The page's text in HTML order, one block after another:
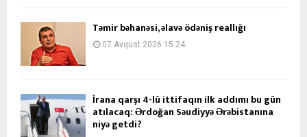
Təmir bəhanəsi, əlavə ödəniş reallığı
07 Avqust 2026 15:24
İrana qarşı 4-lü ittifaqın ilk addımı bu gün
atılacaq: Ərdoğan Səudiyyə Ərəbistanına
niyə getdi?